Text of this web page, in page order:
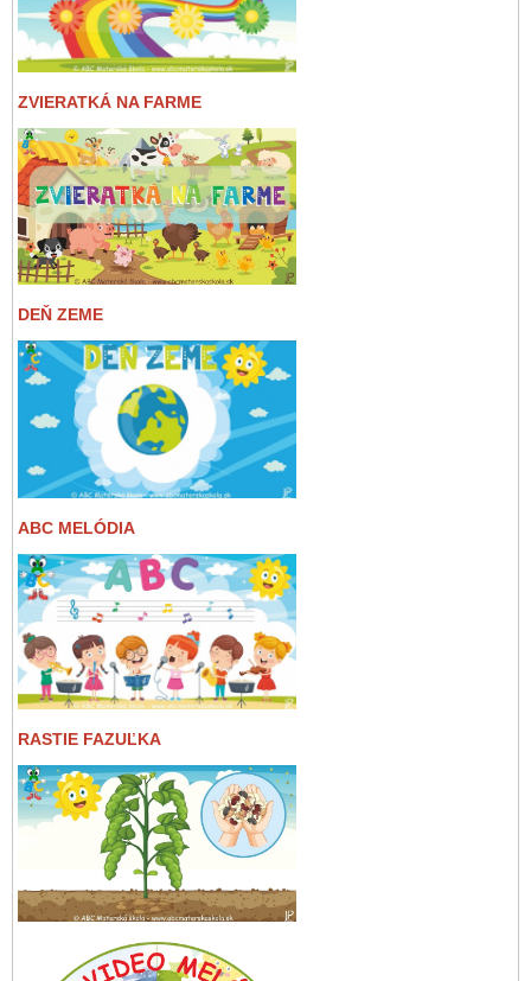
ZVIERATKÁ NA FARME
DEŇ ZEME
ABC MELÓDIA
RASTIE FAZUĽKA